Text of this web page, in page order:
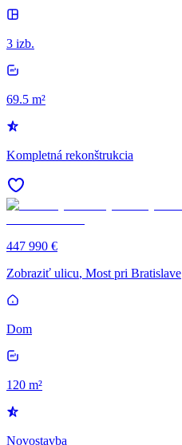
3 izb.
69.5 m²
Kompletná rekonštrukcia
447 990 €
Zobraziť ulicu, Most pri Bratislave
Dom
120 m²
Novostavba